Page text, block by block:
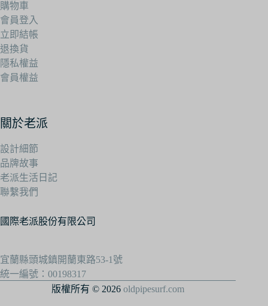
購物車
會員登入
立即結帳
退換貨
隱私權益
會員權益
關於老派
設計細節
品牌故事
老派生活日記
聯繫我們
國際老派股份有限公司
宜蘭縣頭城鎮開蘭東路53-1號
統一編號：00198317
版權所有 © 2026oldpipesurf.com